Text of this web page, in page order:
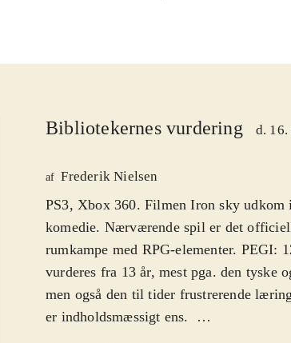
Bibliotekernes vurdering d.
af Frederik Nielsen
PS3, Xbox 360. Filmen Iron sky
komedie. Nærværende spil er det
rumkampe med RPG-elementer. PEGI:
vurderes fra 13 år, mest pga. den tyske
men også den til tider frustrerende
er indholdsmæssigt ens.